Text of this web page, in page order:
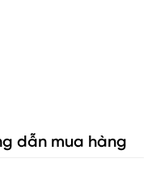
dẫn mua hàng